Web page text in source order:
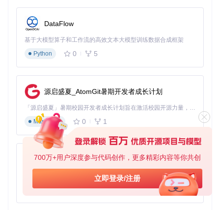
700万+用户深度参与代码创作，更多精彩内容等你共创
立即登录/注册
DataFlow
基于大模型算子和工作流的高效文本大模型训练数据合成框架
Python
0 5
源启盛夏_AtomGit暑期开发者成长计划
「源启盛夏」暑期校园开发者成长计划旨在激活校园开源力量，通过积分激励、认证扶持、资源倾斜等形式，引导高校组织和开发者完成「入驻 — 建项目 — 做贡献 — 获认证 — 得资源」的完整闭环。无论你是想带领社团入驻平台的组织者，还是希望用代码贡献证明自己的开发者，都能在这里找到属于你的成长路径。
Markdown
0 1
py-xiaozhi
基于Python的Xiaozhi AI，适用于想要完整Xiaozhi体验而无需拥有专用硬件的用户。
Python
0 1